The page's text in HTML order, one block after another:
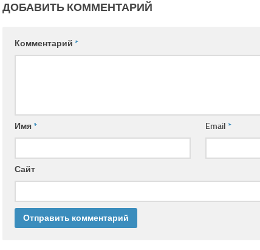
ДОБАВИТЬ КОММЕНТАРИЙ
Комментарий *
Имя* Email*
Сайт